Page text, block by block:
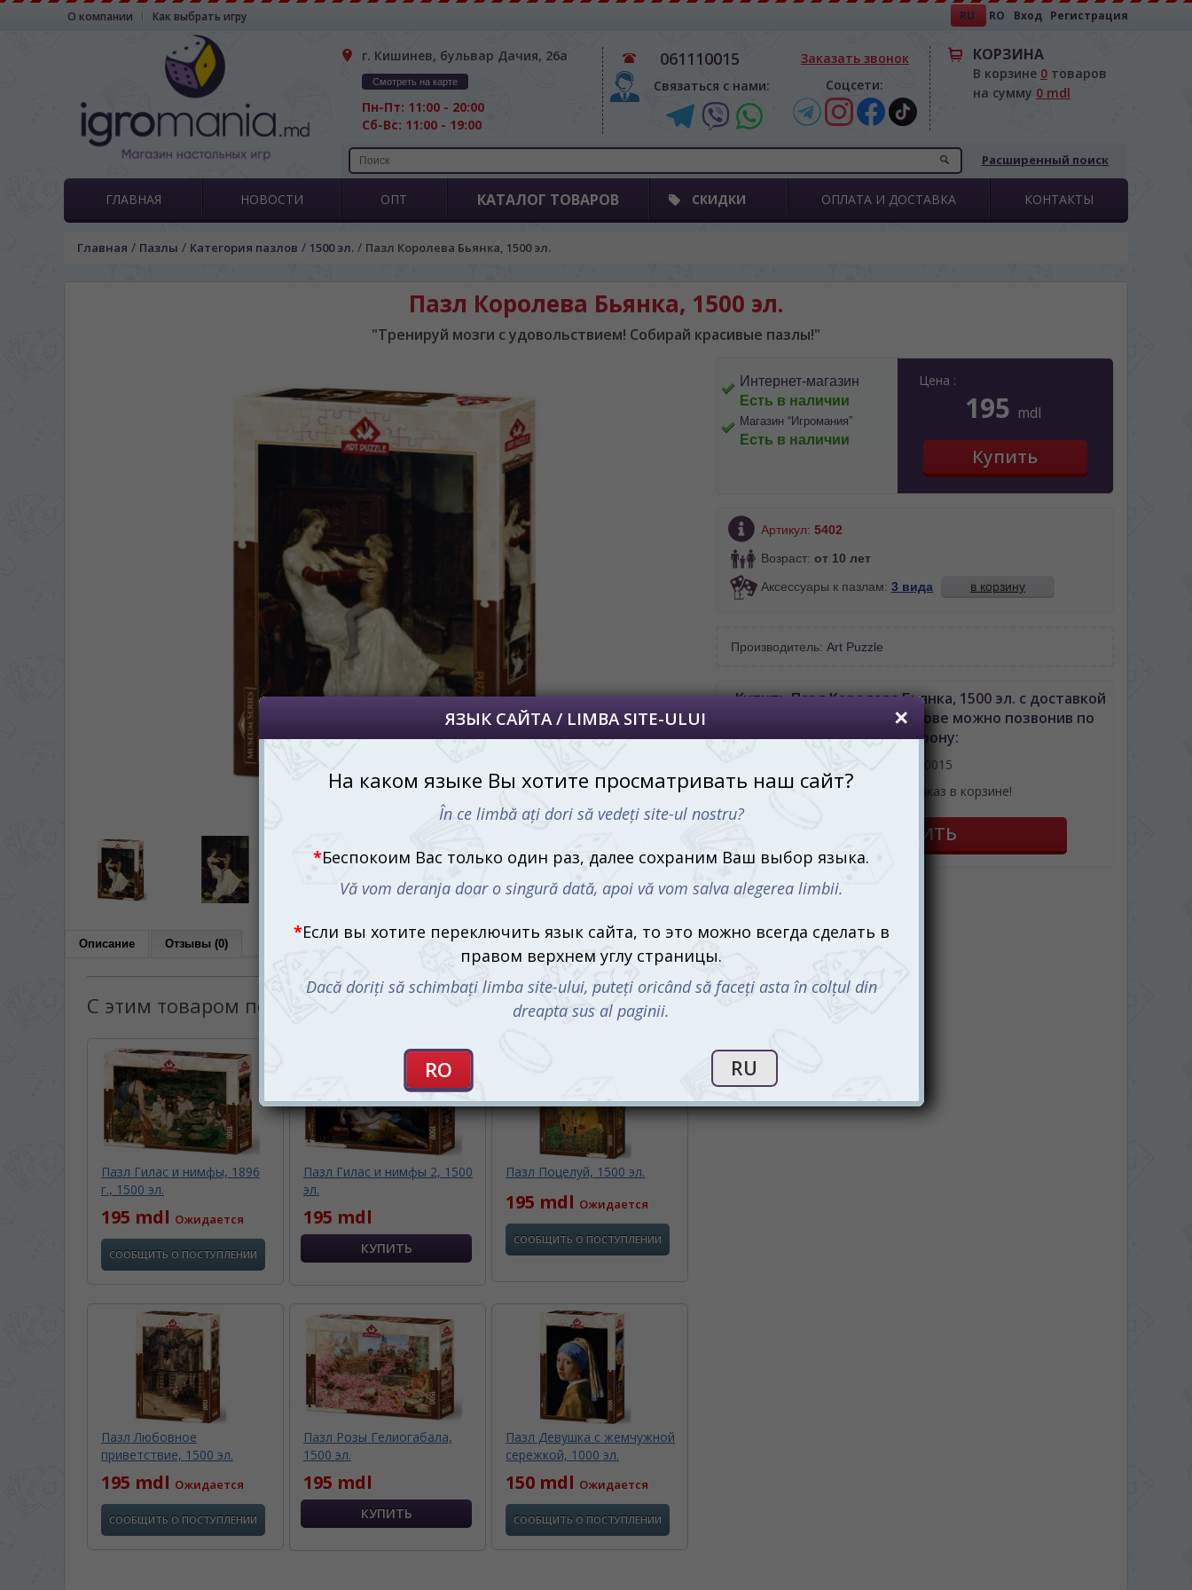
О компании Как выбрать игру RU RO Вход Регистрация
г. Кишинев, бульвар Дачия, 26а
Смотреть на карте
Пн-Пт: 11:00 - 20:00
Сб-Вс: 11:00 - 19:00
061110015
Связаться с нами:
Заказать звонок
Соцсети:
КОРЗИНА
В корзине 0товаров
на сумму 0 mdl
Расширенный поиск
ГЛАВНАЯ НОВОСТИ ОПТ КАТАЛОГ ТОВАРОВ СКИДКИ ОПЛАТА И ДОСТАВКА КОНТАКТЫ
Главная / Пазлы / Категория пазлов / 1500 эл. / Пазл Королева Бьянка, 1500 эл.
Пазл Королева Бьянка, 1500 эл.
"Тренируй мозги с удовольствием! Собирай красивые пазлы!"
Описание Отзывы (0)
С этим товаром покупают:
Пазл Гилас и нимфы, 1896
г., 1500 эл.
195 mdl Ожидается
СООБЩИТЬ О ПОСТУПЛЕНИИ
Пазл Гилас и нимфы 2, 1500
эл.
195 mdl
Пазл Поцелуй, 1500 эл.
195 mdl Ожидается
СООБЩИТЬ О ПОСТУПЛЕНИИ
Пазл Любовное
приветствие, 1500 эл.
195 mdl Ожидается
СООБЩИТЬ О ПОСТУПЛЕНИИ
Пазл Розы Гелиогабала,
1500 эл.
195 mdl
Пазл Девушка с жемчужной
сережкой, 1000 эл.
150 mdl Ожидается
СООБЩИТЬ О ПОСТУПЛЕНИИ
Цена :
195 mdl
Интернет-магазин
Есть в наличии
Магазин “Игромания”
Есть в наличии
Артикул: 5402
Возраст: от 10 лет
Аксессуары к пазлам: 3 вида в корзину
Производитель: Art Puzzle
Купить Пазл Королева Бьянка, 1500 эл. с доставкой
по Кишиневу либо Молдове можно позвонив по
телефону:
061110015
или оформив заказ в корзине!
На каком языке Вы хотите просматривать наш сайт?
În ce limbă ați dori să vedeți site-ul nostru?
Беспокоим Вас только один раз, далее сохраним Ваш выбор языка.
Vă vom deranja doar o singură dată, apoi vă vom salva alegerea limbii.
Если вы хотите переключить язык сайта, то это можно всегда сделать в
правом верхнем углу страницы.
Dacă doriți să schimbați limba site-ului, puteți oricând să faceți asta în colțul din
dreapta sus al paginii.
RU